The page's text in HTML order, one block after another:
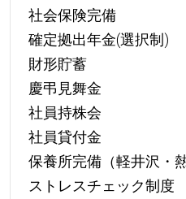
社会保険完備
確定拠出年金(選択制)
財形貯蓄
慶弔見舞金
社員持株会
社員貸付金
保養所完備（軽井沢・熱
ストレスチェック制度